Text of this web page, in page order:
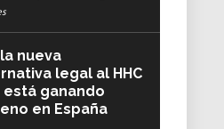
la nueva
legal al HHC
está ganando
en España